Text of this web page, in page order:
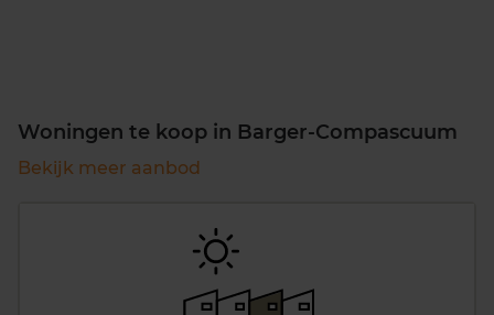
Woningen te koop in Barger-Compascuum
Bekijk meer aanbod